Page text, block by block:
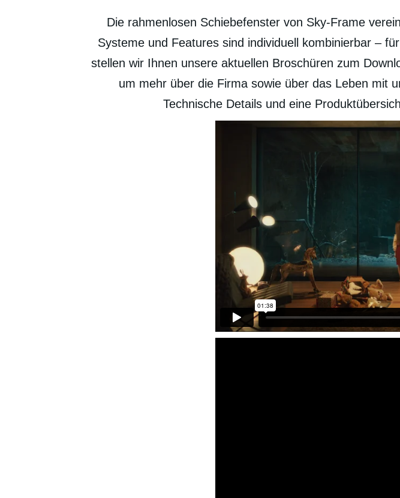
Die rahmenlosen Schiebefenster von Sky-Frame
Systeme und Features sind individuell kombinierbar –
stellen wir Ihnen unsere aktuellen Broschüren zum
um mehr über die Firma sowie über das Leben mit
Technische Details und eine